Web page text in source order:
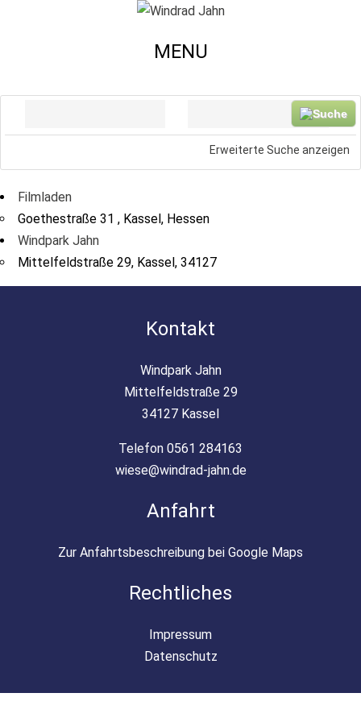
MENU
...
Erweiterte Suche anzeigen
Filmladen
Goethestraße 31 , Kassel, Hessen
Windpark Jahn
Mittelfeldstraße 29, Kassel, 34127
Kontakt
Windpark Jahn
Mittelfeldstraße 29
34127 Kassel
Telefon 0561 284163
wiese@windrad-jahn.de
Anfahrt
Zur Anfahrtsbeschreibung bei Google Maps
Rechtliches
Impressum
Datenschutz